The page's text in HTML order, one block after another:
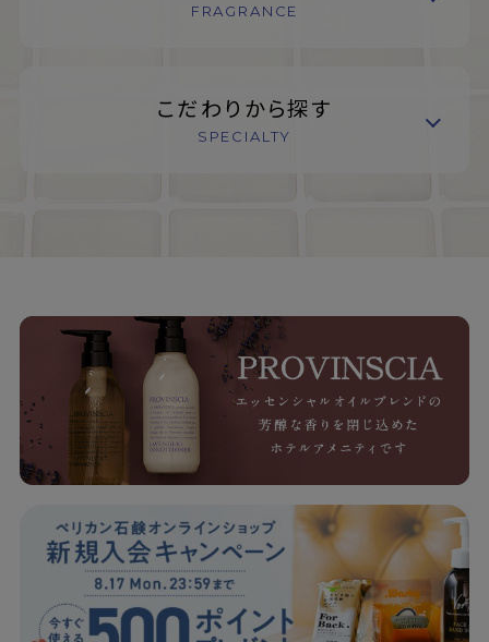
FRAGRANCE
こだわりから探す
SPECIALTY